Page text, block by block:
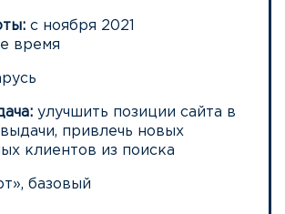
с ноября 2021
время
улучшить позиции сайта в
привлечь новых
клиентов из поиска
базовый